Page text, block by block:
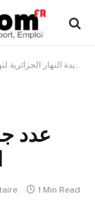
عدد جريدة النهار الجزائرية
عدد
1 Min Read